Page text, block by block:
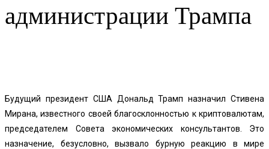
администрации Трампа
Будущий президент США Дональд Трамп назначил Стивена
Мирана, известного своей благосклонностью к криптовалютам,
председателем Совета экономических консультантов. Это
назначение, безусловно, вызвало бурную реакцию в мире